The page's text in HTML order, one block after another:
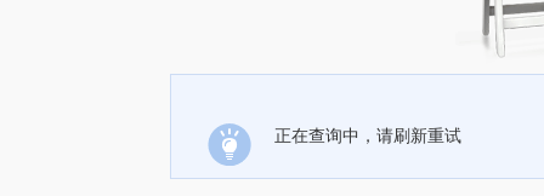
正在查询中，请刷新重试